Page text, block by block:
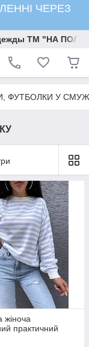
ЧЕРЕЗ
ТМ "НА
ФУТБОЛКИ У
жіноча
практичний